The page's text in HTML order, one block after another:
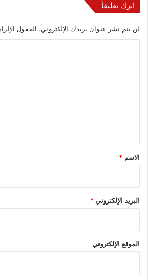
اترك تعليقاً
لن يتم نشر عنوان بريدك الإلكتروني. الحقول
*
الاسم *
البريد الإلكتروني*
الموقع الإلكتروني